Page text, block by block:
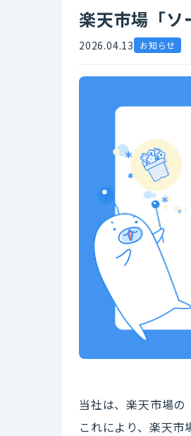
楽天市場「ソ
2026.04.13 お知らせ
当社は、楽天市場の
これにより、楽天市